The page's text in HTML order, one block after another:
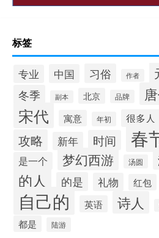
标签
专业 中国 习俗 作者
冬季 副本 北京 品牌
宋代 寓意 年初 很多人
攻略 新年 时间 春
是一个 梦幻西游 汤圆
的人 的是 礼物 红包
自己的 英语 诗人
都是 陆游